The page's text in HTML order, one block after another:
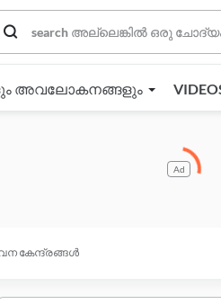
അവലോകനങ്ങളും
Ad
കേന്ദ്രങ്ങൾ